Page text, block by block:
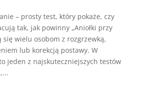
– prosty test, który pokaże, czy
tak, jak powinny „Aniołki przy
się wielu osobom z rozgrzewką,
lub korekcją postawy. W
jeden z najskuteczniejszych testów